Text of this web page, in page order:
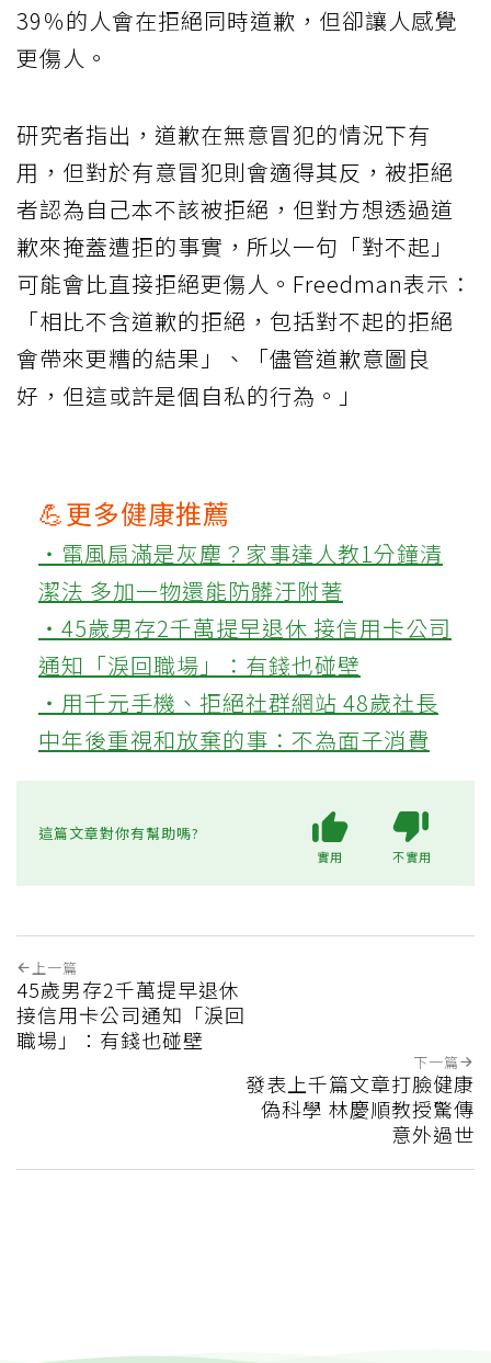
39％的人會在拒絕同時道歉，但卻讓人感覺
更傷人。
研究者指出，道歉在無意冒犯的情況下有
用，但對於有意冒犯則會適得其反，被拒絕
者認為自己本不該被拒絕，但對方想透過道
歉來掩蓋遭拒的事實，所以一句「對不起」
可能會比直接拒絕更傷人。Freedman表示：
「相比不含道歉的拒絕，包括對不起的拒絕
會帶來更糟的結果」、「儘管道歉意圖良
好，但這或許是個自私的行為。」
💪更多健康推薦
‧電風扇滿是灰塵？家事達人教1分鐘清
潔法 多加一物還能防髒汙附著
‧45歲男存2千萬提早退休 接信用卡公司
通知「淚回職場」：有錢也碰壁
‧用千元手機、拒絕社群網站 48歲社長
中年後重視和放棄的事：不為面子消費
這篇文章對你有幫助嗎?
實用 不實用
上一篇
45歲男存2千萬提早退休
接信用卡公司通知「淚回
職場」：有錢也碰壁
下一篇
發表上千篇文章打臉健康
偽科學 林慶順教授驚傳
意外過世